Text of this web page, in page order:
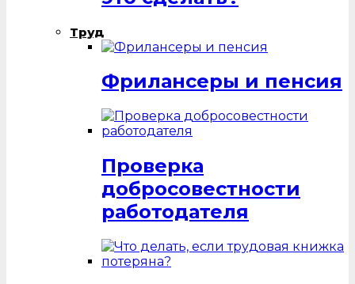
Труд
Фрилансеры и пенсия
Проверка
добросовестности
работодателя